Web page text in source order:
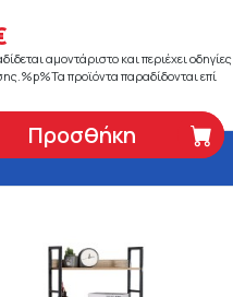
αμοντάριστο και περιέχει οδηγίες
προϊόντα παραδίδονται επί
Προσθήκη